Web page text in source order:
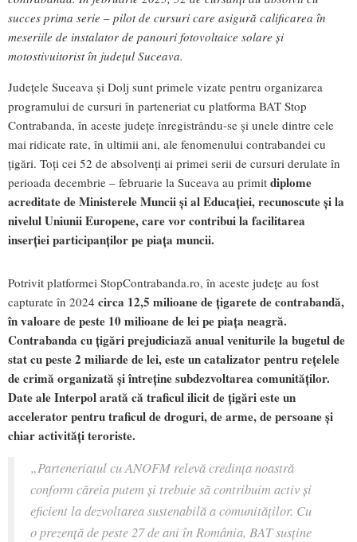
succes prima serie – pilot de cursuri care asigură calificarea în
meseriile de instalator de panouri fotovoltaice solare și
motostivuitorist în județul Suceava.
Județele Suceava și Dolj sunt primele vizate pentru organizarea
programului de cursuri în parteneriat cu platforma BAT Stop
Contrabanda, în aceste județe înregistrându-se și unele dintre cele
mai ridicate rate, în ultimii ani, ale fenomenului contrabandei cu
țigări. Toți cei 52 de absolvenți ai primei serii de cursuri derulate în
perioada decembrie – februarie la Suceava au primit diplome
acreditate de Ministerele Muncii și al Educației, recunoscute și la
nivelul Uniunii Europene, care vor contribui la facilitarea
inserției participanților pe piața muncii.
Potrivit platformei StopContrabanda.ro, în aceste județe au fost
capturate în 2024 circa 12,5 milioane de țigarete de contrabandă,
în valoare de peste 10 milioane de lei pe piața neagră.
Contrabanda cu țigări prejudiciază anual veniturile la bugetul de
stat cu peste 2 miliarde de lei, este un catalizator pentru rețelele
de crimă organizată și întreține subdezvoltarea comunităților.
Date ale Interpol arată că traficul ilicit de țigări este un
accelerator pentru traficul de droguri, de arme, de persoane și
chiar activități teroriste.
„Parteneriatul cu ANOFM relevă credința noastră
conform căreia putem și trebuie să contribuim activ și
eficient la dezvoltarea sustenabilă a comunităților. Cu
o prezență de peste 27 de ani în România, BAT susține